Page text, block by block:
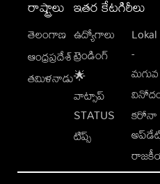
రాష్ట్రాలు
తెలంగాణ
ఆంధ్రప్రదేశ్
తమిళనాడు
ఇతర కేటగిరీలు
ఉద్యోగాలు
ట్రెండింగ్
🌟
వాట్సాప్
STATUS
టిప్స్
Lokal
-
మగువ
కరోనా